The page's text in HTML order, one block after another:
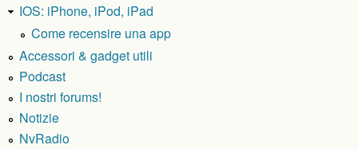
IOS: iPhone, iPod, iPad
Come recensire una app
Accessori & gadget utili
Podcast
I nostri forums!
Notizie
NvRadio